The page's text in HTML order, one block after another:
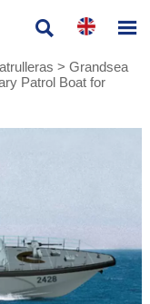
 
> Grandsea
Patrol Boat for